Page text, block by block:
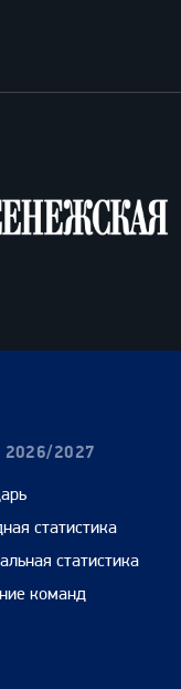
2027
статистика
статистика
команд